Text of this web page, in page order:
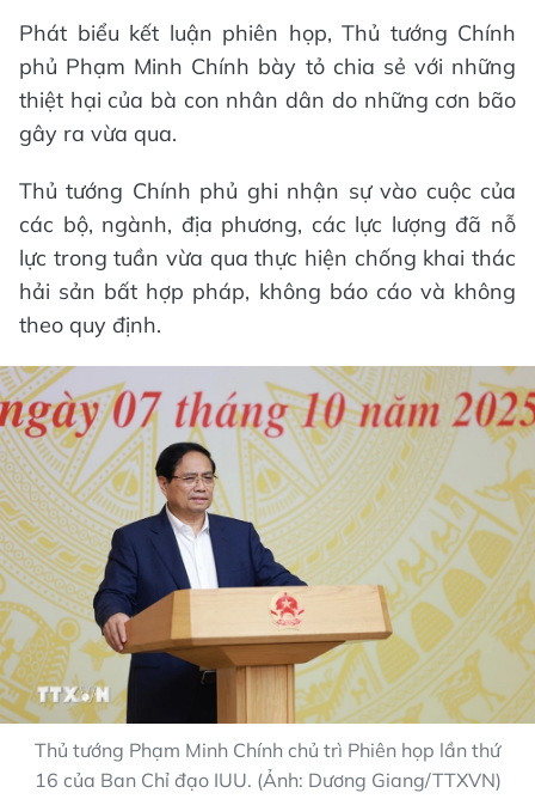
Phát biểu kết luận phiên họp, Thủ tướng Chính
phủ Phạm Minh Chính bày tỏ chia sẻ với những
thiệt hại của bà con nhân dân do những cơn bão
gây ra vừa qua.
Thủ tướng Chính phủ ghi nhận sự vào cuộc của
các bộ, ngành, địa phương, các lực lượng đã nỗ
lực trong tuần vừa qua thực hiện chống khai thác
hải sản bất hợp pháp, không báo cáo và không
theo quy định.
Thủ tướng Phạm Minh Chính chủ trì Phiên họp lần thứ
16 của Ban Chỉ đạo IUU. (Ảnh: Dương Giang/TTXVN)